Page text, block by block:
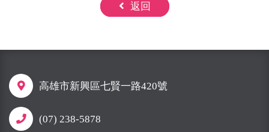
返回
高雄市新興區七賢一路420號
(07) 238-5878